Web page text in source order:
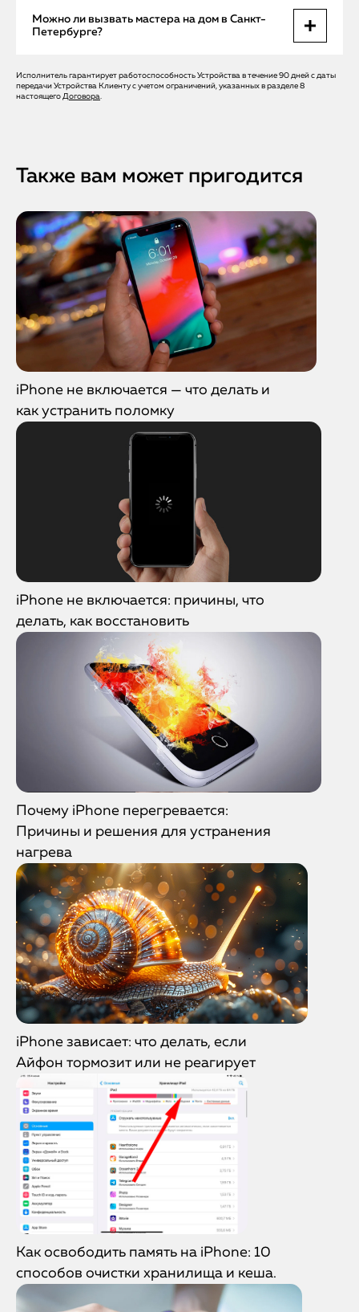
действует официальная гарантия, что гарантирует
стабильную работу устройства.
Можно ли вызвать мастера на дом в Санкт-
Петербурге?
Да, Apple Help предлагает бесплатный выезд мастера,
который проведет диагностику и устранение
Исполнитель гарантирует работоспособность Устройства в течение 90 дней с даты
передачи Устройства Клиенту с учетом ограничений, указанных в разделе 8
настоящего Договора.
Также вам может пригодится
iPhone не включается — что делать и
как устранить поломку
iPhone не включается: причины, что
делать, как восстановить
Почему iPhone перегревается:
Причины и решения для устранения
нагрева
iPhone зависает: что делать, если
Айфон тормозит или не реагирует
Как освободить память на iPhone: 10
способов очистки хранилища и кеша.